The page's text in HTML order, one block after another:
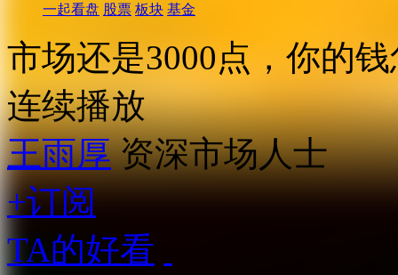
一起看盘 股票 板块 基金
市场还是3000点，你的
连续播放
王雨厚 资深市场人士
+订阅
TA的好看